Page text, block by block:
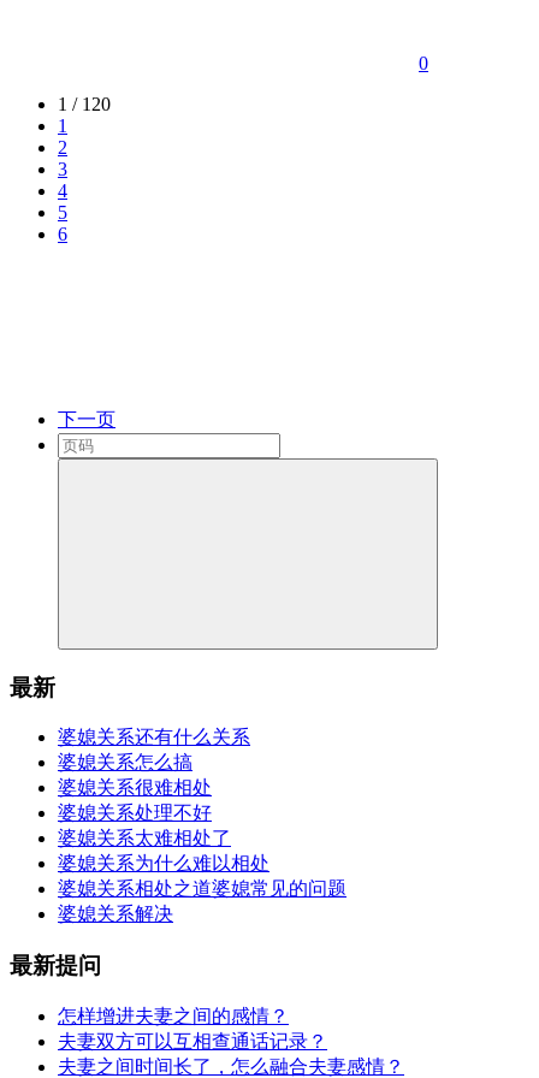
0
1 / 120
1
2
3
4
5
6
下一页
最新
婆媳关系还有什么关系
婆媳关系怎么搞
婆媳关系很难相处
婆媳关系处理不好
婆媳关系太难相处了
婆媳关系为什么难以相处
婆媳关系相处之道婆媳常见的问题
婆媳关系解决
最新提问
怎样增进夫妻之间的感情？
夫妻双方可以互相查通话记录？
夫妻之间时间长了，怎么融合夫妻感情？